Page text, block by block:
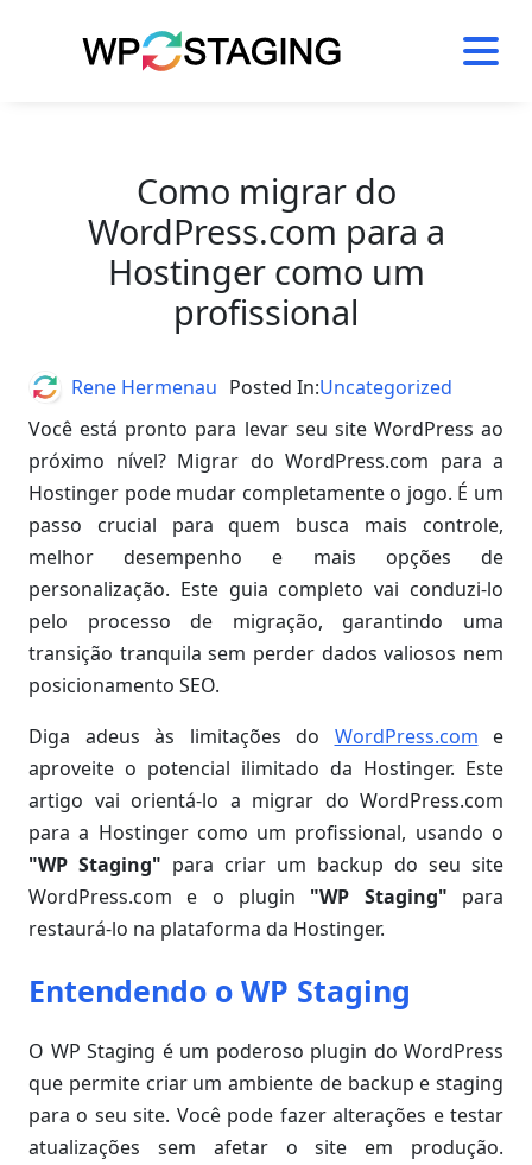
Como migrar do
WordPress.com para a
Hostinger como um
profissional
Você está pronto para levar seu site WordPress ao
próximo nível? Migrar do WordPress.com para a
Hostinger pode mudar completamente o jogo. É um
passo crucial para quem busca mais controle,
melhor desempenho e mais opções de
personalização. Este guia completo vai conduzi-lo
pelo processo de migração, garantindo uma
transição tranquila sem perder dados valiosos nem
posicionamento SEO.
Diga adeus às limitações do WordPress.com e
aproveite o potencial ilimitado da Hostinger. Este
artigo vai orientá-lo a migrar do WordPress.com
para a Hostinger como um profissional, usando o
"WP Staging" para criar um backup do seu site
WordPress.com e o plugin "WP Staging" para
restaurá-lo na plataforma da Hostinger.
Entendendo o WP Staging
O WP Staging é um poderoso plugin do WordPress
que permite criar um ambiente de backup e staging
para o seu site. Você pode fazer alterações e testar
atualizações sem afetar o site em produção.
AuthorRene Hermenau Posted In:Uncategorized